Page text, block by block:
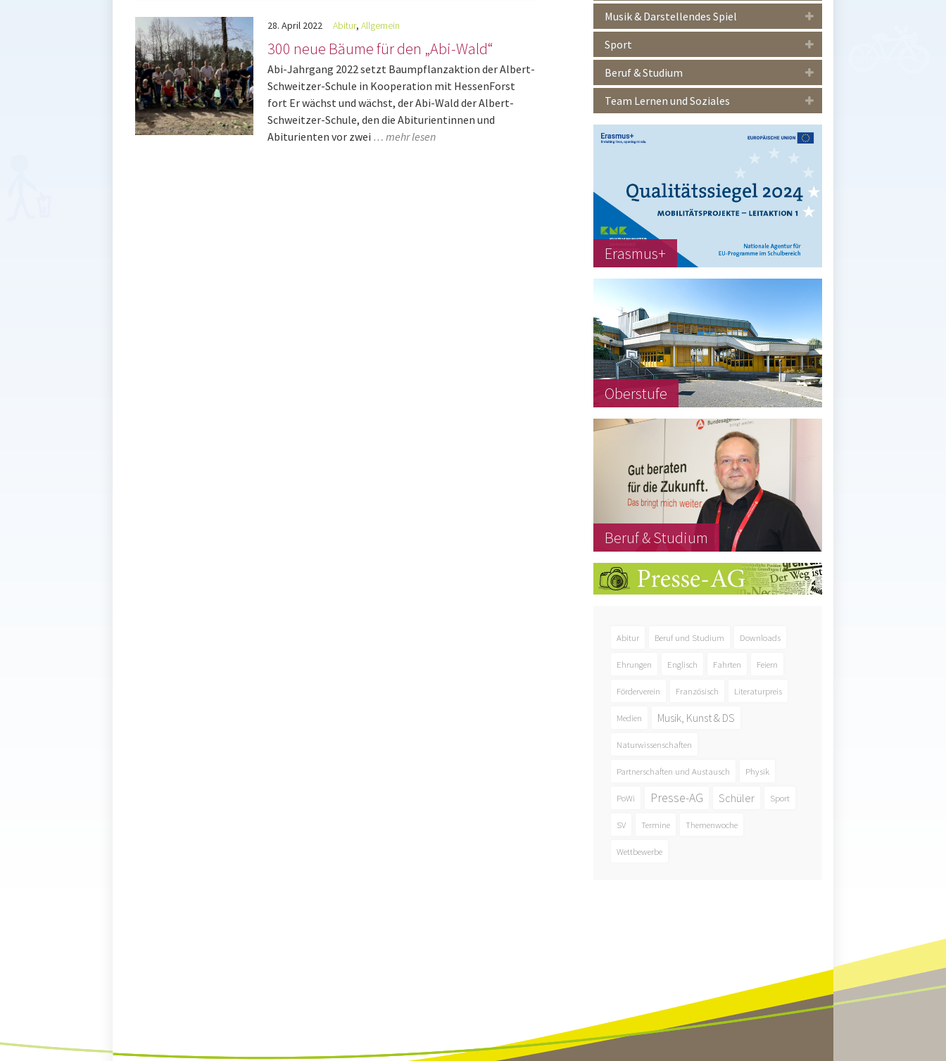
28. April 2022 Abitur, Allgemein
300 neue Bäume für den „Abi-Wald“
Abi-Jahrgang 2022 setzt Baumpflanzaktion der Albert-
Schweitzer-Schule in Kooperation mit HessenForst
fort Er wächst und wächst, der Abi-Wald der Albert-
Schweitzer-Schule, den die Abiturientinnen und
Abiturienten vor zwei … mehr lesen
Musik & Darstellendes Spiel
Sport
Beruf & Studium
Team Lernen und Soziales
Erasmus+
Oberstufe
Beruf & Studium
Abitur Beruf und Studium Downloads
Ehrungen Englisch Fahrten Feiern
Förderverein Französisch Literaturpreis
Medien Musik, Kunst & DS
Naturwissenschaften
Partnerschaften und Austausch Physik
PoWi Presse-AG Schüler Sport
SV Termine Themenwoche
Wettbewerbe